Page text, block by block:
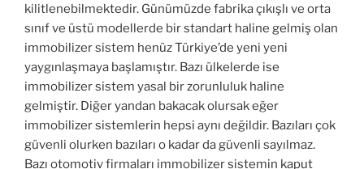
kilitlenebilmektedir. Günümüzde fabrika çıkışlı ve orta
sınıf ve üstü modellerde bir standart haline gelmiş olan
immobilizer sistem henüz Türkiye’de yeni yeni
yaygınlaşmaya başlamıştır. Bazı ülkelerde ise
immobilizer sistem yasal bir zorunluluk haline
gelmiştir. Diğer yandan bakacak olursak eğer
immobilizer sistemlerin hepsi aynı değildir. Bazıları çok
güvenli olurken bazıları o kadar da güvenli sayılmaz.
Bazı otomotiv firmaları immobilizer sistemin kaput